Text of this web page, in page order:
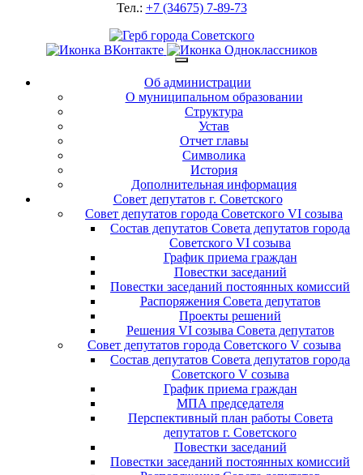
Тел.: +7 (34675) 7-89-73
Об администрации
О муниципальном образовании
Структура
Устав
Отчет главы
Символика
История
Дополнительная информация
Совет депутатов г. Советского
Совет депутатов города Советского VI созыва
Состав депутатов Совета депутатов города
Советского VI созыва
График приема граждан
Повестки заседаний
Повестки заседаний постоянных комиссий
Распоряжения Совета депутатов
Проекты решений
Решения VI созыва Совета депутатов
Совет депутатов города Советского V созыва
Состав депутатов Совета депутатов города
Советского V созыва
График приема граждан
МПА председателя
Перспективный план работы Совета
депутатов г. Советского
Повестки заседаний
Повестки заседаний постоянных комиссий